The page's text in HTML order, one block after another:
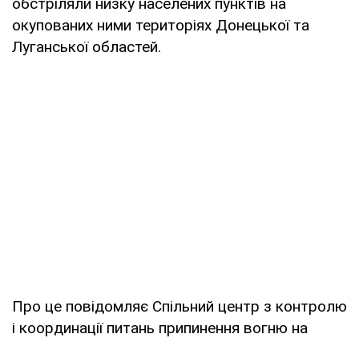
окупованих ними територіях Донецької та
Луганської областей.
Про це повідомляє Спільний центр з контролю
і координації питань припинення вогню на